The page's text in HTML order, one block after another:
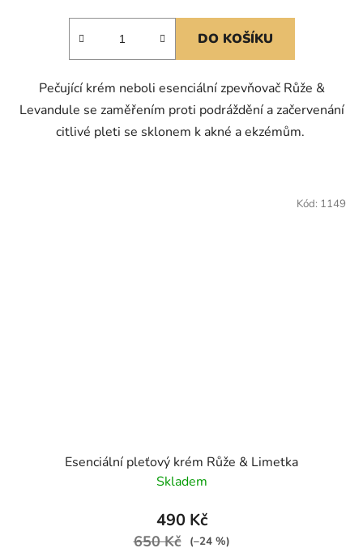
DO KOŠÍKU
Pečující krém neboli esenciální zpevňovač Růže &
Levandule se zaměřením proti podráždění a začervenání
citlivé pleti se sklonem k akné a ekzémům.
Esenciální pleťový krém Růže & Limetka
Skladem
490 Kč
650 Kč (–24 %)
Kód: 1149